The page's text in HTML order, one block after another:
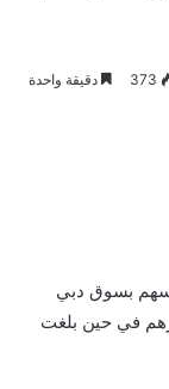
373 دقيقة واحدة
بسوق دبي
نحو 197.860 مليون درهم في حين بلغت